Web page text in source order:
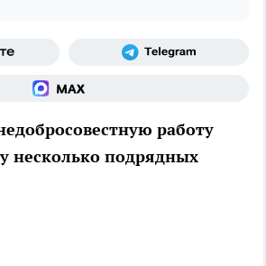
работу
несколько подрядных